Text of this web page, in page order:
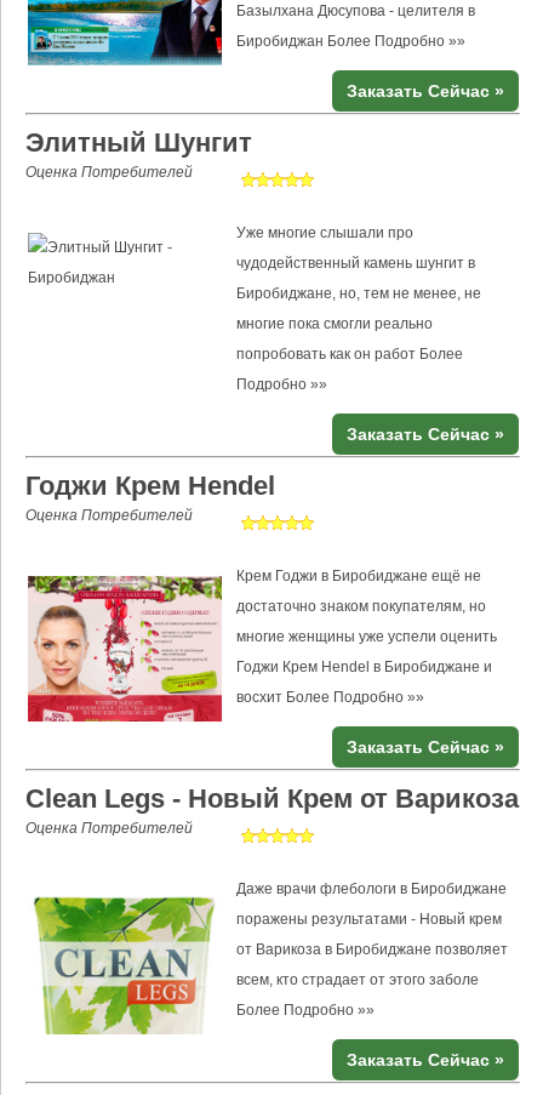
Базылхана Дюсупова - целителя в
Биробиджан Более Подробно »»
Заказать Сейчас »
Элитный Шунгит
Оценка Потребителей
Уже многие слышали про
чудодейственный камень шунгит в
Биробиджане, но, тем не менее, не
многие пока смогли реально
попробовать как он работ Более
Подробно »»
Заказать Сейчас »
Годжи Крем Hendel
Оценка Потребителей
Крем Годжи в Биробиджане ещё не
достаточно знаком покупателям, но
многие женщины уже успели оценить
Годжи Крем Hendel в Биробиджане и
восхит Более Подробно »»
Заказать Сейчас »
Clean Legs - Новый Крем от Варикоза
Оценка Потребителей
Даже врачи флебологи в Биробиджане
поражены результатами - Новый крем
от Варикоза в Биробиджане позволяет
всем, кто страдает от этого заболе
Более Подробно »»
Заказать Сейчас »